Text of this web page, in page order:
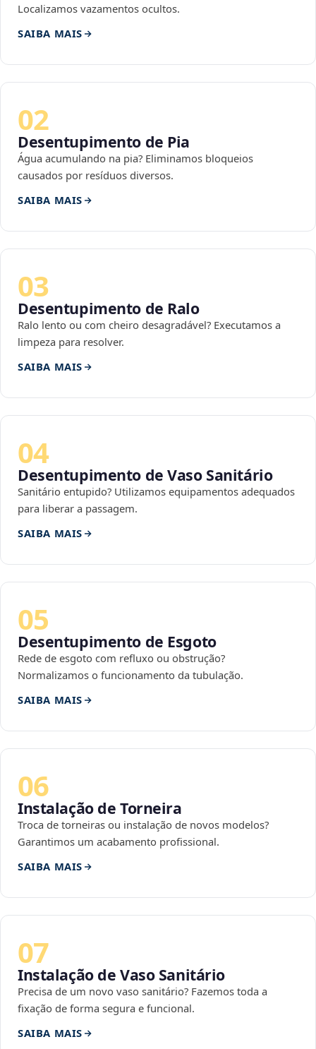
Localizamos vazamentos ocultos.
SAIBA MAIS
02
Desentupimento de Pia
Água acumulando na pia? Eliminamos bloqueios
causados por resíduos diversos.
SAIBA MAIS
03
Desentupimento de Ralo
Ralo lento ou com cheiro desagradável? Executamos a
limpeza para resolver.
SAIBA MAIS
04
Desentupimento de Vaso Sanitário
Sanitário entupido? Utilizamos equipamentos adequados
para liberar a passagem.
SAIBA MAIS
05
Desentupimento de Esgoto
Rede de esgoto com refluxo ou obstrução?
Normalizamos o funcionamento da tubulação.
SAIBA MAIS
06
Instalação de Torneira
Troca de torneiras ou instalação de novos modelos?
Garantimos um acabamento profissional.
SAIBA MAIS
07
Instalação de Vaso Sanitário
Precisa de um novo vaso sanitário? Fazemos toda a
fixação de forma segura e funcional.
SAIBA MAIS